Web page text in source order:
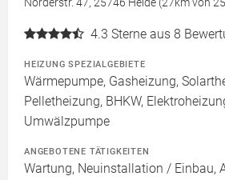
Norderstr. 47, 25746 Heide (27km von
4.3 Sterne aus 8
HEIZUNG SPEZIALGEBIETE
Wärmepumpe, Gasheizung,
Pelletheizung, BHKW,
Umwälzpumpe
ANGEBOTENE TÄTIGKEITEN
Wartung, Neuinstallation / Einbau,